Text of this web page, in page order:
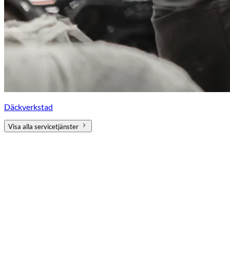
Däckverkstad
Visa alla servicetjänster